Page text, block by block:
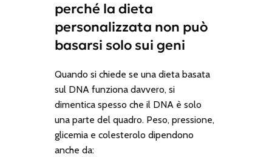
perché la dieta
personalizzata non può
basarsi solo sui geni
Quando si chiede se una dieta basata
sul DNA funziona davvero, si
dimentica spesso che il DNA è solo
una parte del quadro. Peso, pressione,
glicemia e colesterolo dipendono
anche da: